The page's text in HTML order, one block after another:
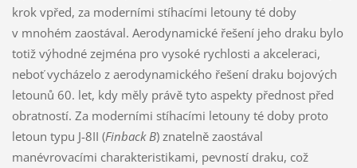
krok vpřed, za moderními stíhacími letouny té doby
v mnohém zaostával. Aerodynamické řešení jeho draku bylo
totiž výhodné zejména pro vysoké rychlosti a akceleraci,
neboť vycházelo z aerodynamického řešení draku bojových
letounů 60. let, kdy měly právě tyto aspekty přednost před
obratností. Za moderními stíhacími letouny té doby proto
letoun typu J-8II (Finback B) znatelně zaostával
manévrovacími charakteristikami, pevností draku, což